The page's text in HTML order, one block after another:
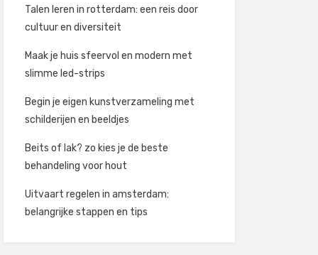
Talen leren in rotterdam: een reis door
cultuur en diversiteit
Maak je huis sfeervol en modern met
slimme led-strips
Begin je eigen kunstverzameling met
schilderijen en beeldjes
Beits of lak? zo kies je de beste
behandeling voor hout
Uitvaart regelen in amsterdam:
belangrijke stappen en tips